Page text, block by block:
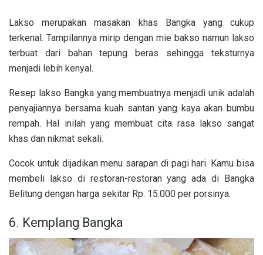
Lakso merupakan masakan khas Bangka yang cukup
terkenal. Tampilannya mirip dengan mie bakso namun lakso
terbuat dari bahan tepung beras sehingga teksturnya
menjadi lebih kenyal.
Resep lakso Bangka yang membuatnya menjadi unik adalah
penyajiannya bersama kuah santan yang kaya akan bumbu
rempah. Hal inilah yang membuat cita rasa lakso sangat
khas dan nikmat sekali.
Cocok untuk dijadikan menu sarapan di pagi hari. Kamu bisa
membeli lakso di restoran-restoran yang ada di Bangka
Belitung dengan harga sekitar Rp. 15.000 per porsinya.
6. Kemplang Bangka